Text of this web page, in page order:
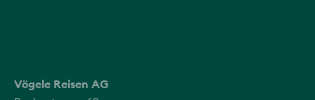
Vögele Reisen AG